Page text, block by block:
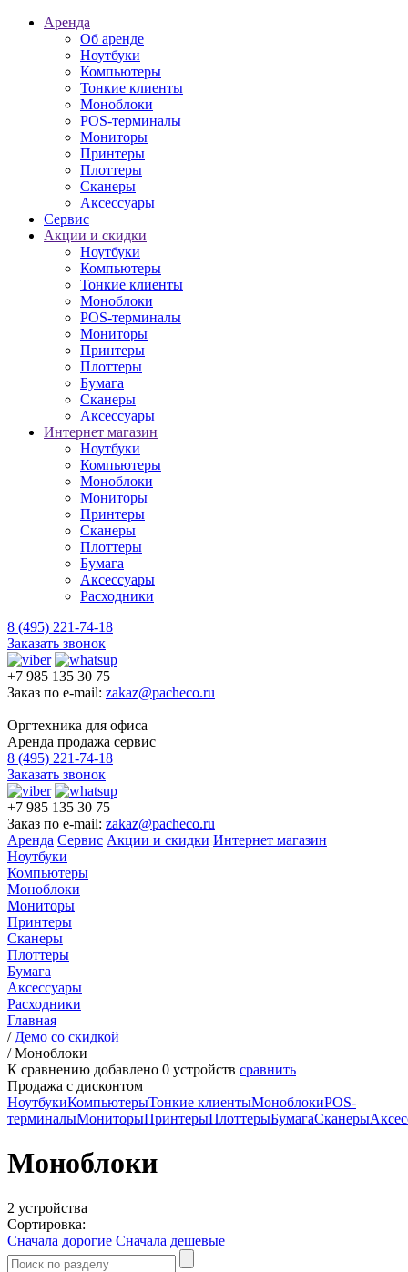
Аренда
Об аренде
Ноутбуки
Компьютеры
Тонкие клиенты
Моноблоки
POS-терминалы
Мониторы
Принтеры
Плоттеры
Сканеры
Аксессуары
Сервис
Акции и скидки
Ноутбуки
Компьютеры
Тонкие клиенты
Моноблоки
POS-терминалы
Мониторы
Принтеры
Плоттеры
Бумага
Сканеры
Аксессуары
Интернет магазин
Ноутбуки
Компьютеры
Моноблоки
Мониторы
Принтеры
Сканеры
Плоттеры
Бумага
Аксессуары
Расходники
8 (495) 221-74-18
Заказать звонок
+7 985 135 30 75
Заказ по e-mail: zakaz@pacheco.ru
Оргтехника для офиса
Аренда продажа сервис
8 (495) 221-74-18
Заказать звонок
+7 985 135 30 75
Заказ по e-mail: zakaz@pacheco.ru
Аренда Сервис Акции и скидки Интернет магазин
Ноутбуки
Компьютеры
Моноблоки
Мониторы
Принтеры
Сканеры
Плоттеры
Бумага
Аксессуары
Расходники
Главная
/ Демо со скидкой
/Моноблоки
К сравнению добавлено 0 устройств сравнить
Продажа с дисконтом
НоутбукиКомпьютерыТонкие клиентыМоноблокиPOS-
терминалыМониторыПринтерыПлоттерыБумагаСканеры
Моноблоки
2 устройства
Сортировка:
Сначала дорогие Сначала дешевые